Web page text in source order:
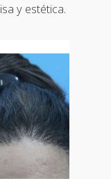
y estética.